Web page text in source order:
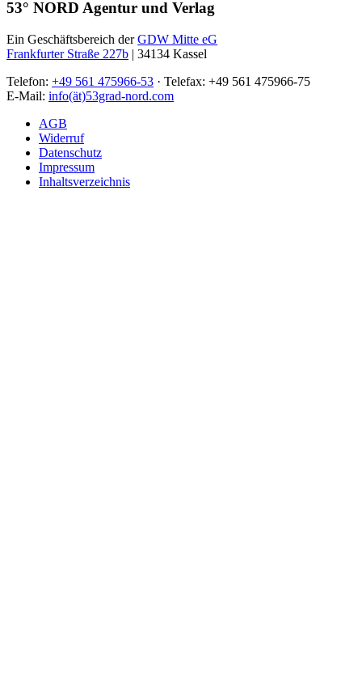
53° NORD Agentur und Verlag
Ein Geschäftsbereich derGDW Mitte eG
Frankfurter Straße 227b | 34134 Kassel
Telefon: +49 561 475966-53 · Telefax: +49 561 475966-75
E-Mail: info(ät)53grad-nord.com
AGB
Widerruf
Datenschutz
Impressum
Inhaltsverzeichnis